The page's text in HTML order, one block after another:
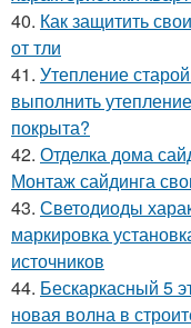
40. Как защитить
от тли
41. Утепление
выполнить
покрыта?
42. Отделка дома
Монтаж сайдинга
43. Светодиоды
маркировка
источников
44. Бескаркасный 5
новая волна в